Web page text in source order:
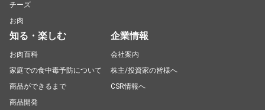
チーズ
お肉
知る・楽しむ
お肉百科
家庭での食中毒予防について
商品ができるまで
商品開発
企業情報
会社案内
株主/投資家の皆様へ
CSR情報へ